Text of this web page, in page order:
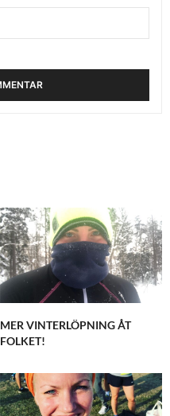
MER VINTERLÖPNING ÅT
FOLKET!